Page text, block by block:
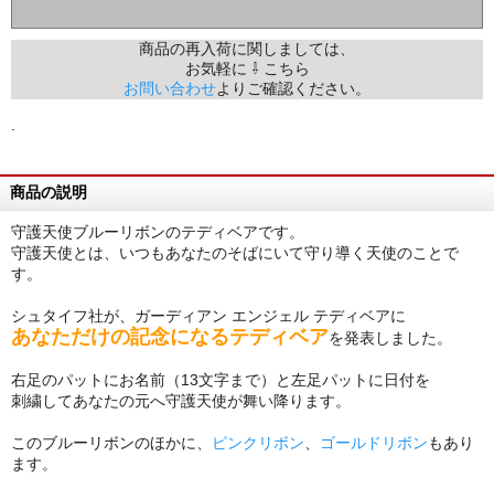
商品の再入荷に関しましては、
お気軽に ⇩ こちら
お問い合わせよりご確認ください。
商品の説明
守護天使ブルーリボンのテディベアです。
守護天使とは、いつもあなたのそばにいて守り導く天使のことで
す。
シュタイフ社が、ガーディアン エンジェル テディベアに
あなただけの記念になるテディベアを発表しました。
右足のパットにお名前（13文字まで）と左足パットに日付を
刺繍してあなたの元へ守護天使が舞い降ります。
このブルーリボンのほかに、 ピンクリボン ゴールドリボンもあり
ます。